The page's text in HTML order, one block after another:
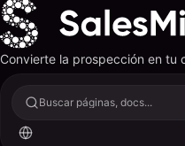
Convierte la prospección en tu
Buscar páginas, docs...